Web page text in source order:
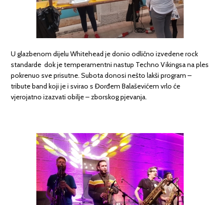
U glazbenom dijelu Whitehead je donio odlično izvedene rock
standarde dok je temperamentni nastup Techno Vikingsa na ples
pokrenuo sve prisutne. Subota donosi nešto lakši program –
tribute band koji je i svirao s Đorđem Balaševićem vrlo će
vjerojatno izazvati obilje – zborskog pjevanja.